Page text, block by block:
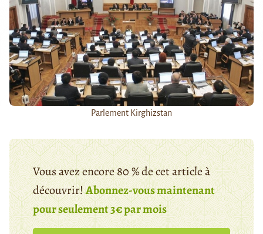
Parlement Kirghizstan
Vous avez encore 80 % de cet article à
découvrir!Abonnez-vous maintenant
pour seulement 3€ par mois